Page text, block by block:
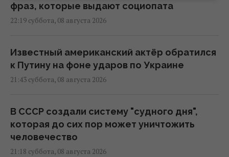
фраз, которые выдают социопата
22:19 суббота, 08 августа 2026
Известный американский актёр обратился
к Путину на фоне ударов по Украине
21:43 суббота, 08 августа 2026
В СССР создали систему "судного дня",
которая до сих пор может уничтожить
человечество
21:18 суббота, 08 августа 2026